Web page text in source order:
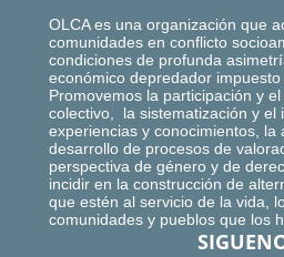
OLCA es una organización que
comunidades en conflicto
condiciones de profunda
económico depredador
Promovemos la participación y
colectivo, la sistematización y el
experiencias y conocimientos, la
desarrollo de procesos de
perspectiva de género y de
incidir en la construcción de
que estén al servicio de la vida,
comunidades y pueblos que los